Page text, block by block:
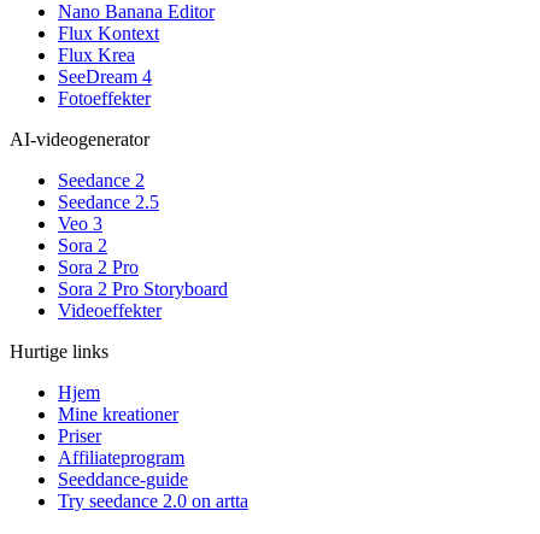
Nano Banana Editor
Flux Kontext
Flux Krea
SeeDream 4
Fotoeffekter
AI-videogenerator
Seedance 2
Seedance 2.5
Veo 3
Sora 2
Sora 2 Pro
Sora 2 Pro Storyboard
Videoeffekter
Hurtige links
Hjem
Mine kreationer
Priser
Affiliateprogram
Seeddance-guide
Try seedance 2.0 on artta